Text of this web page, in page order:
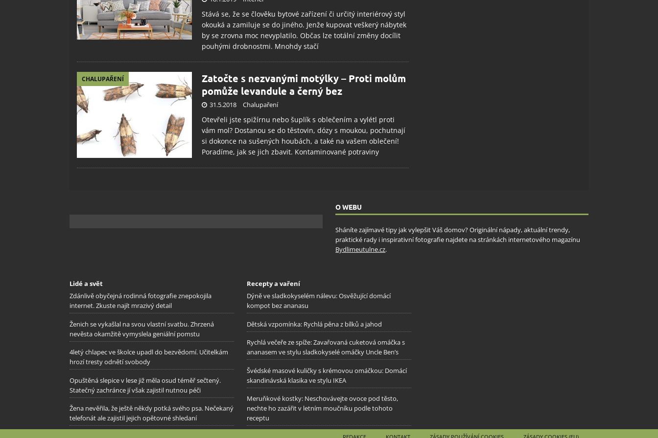
Stává se, že se člověku bytové zařízení či určitý interiérový styl
okouká a zamiluje se do jiného. Jenže kupovat veškerý nábytek
by se zrovna moc nevyplatilo. Občas lze totální změny docílit
pouhými drobnostmi. Mnohdy stačí
CHALUPAŘENÍ
Zatočte s nezvanými motýlky – Proti molům
pomůže levandule a černý bez
31.5.2018 Chalupaření
Otevřeli jste spižírnu nebo šuplík s oblečením a vylétl proti
vám mol? Dostanou se do těstovin, dózy s moukou, pochutnají
si dokonce na sušených houbách, a také na vašem oblečení!
Poradíme, jak se jich zbavit. Kontaminované potraviny
O WEBU
Sháníte zajímavé tipy jak vylepšit Váš domov? Originální nápady, aktuální trendy,
praktické rady i inspirativní fotografie najdete na stránkách internetového magazínu
Bydlimeutulne.cz.
Lidé a svět
Zdánlivě obyčejná rodinná fotografie znepokojila
internet. Zkuste najít mrazivý detail
Ženich se vykašlal na svou vlastní svatbu. Zhrzená
nevěsta okamžitě vymyslela geniální pomstu
4letý chlapec ve školce upadl do bezvědomí. Učitelkám
hrozí tresty odnětí svobody
Opuštěná slepice v lese již měla osud téměř sečtený.
Statečný zachránce jí však zajistil nutnou péči
Žena nevěřila, že ještě někdy potká svého psa. Nečekaný
telefonát ale zajistil jejich opětovné shledaní
Recepty a vaření
Dýně ve sladkokyselém nálevu: Osvěžující domácí
kompot bez ananasu
Dětská vzpomínka: Rychlá pěna z bílků a jahod
Rychlá večeře ze spíže: Zavařovaná cuketová omáčka s
ananasem ve stylu sladkokyselé omáčky Uncle Ben’s
Švédské masové kuličky s krémovou omáčkou: Domácí
skandinávská klasika ve stylu IKEA
Meruňkové kostky: Neschovávejte ovoce pod těsto,
nechte ho zazářit v letním moučníku podle tohoto
receptu